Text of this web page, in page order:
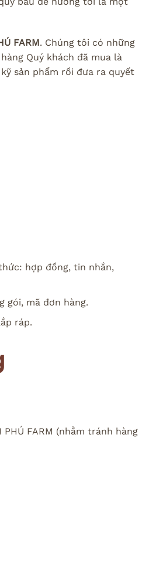
FARM. Chúng tôi có những
Quý khách đã mua là
sản phẩm rồi đưa ra quyết
hợp đồng, tin nhắn,
gói, mã đơn hàng.
ráp.
FARM (nhằm tránh hàng